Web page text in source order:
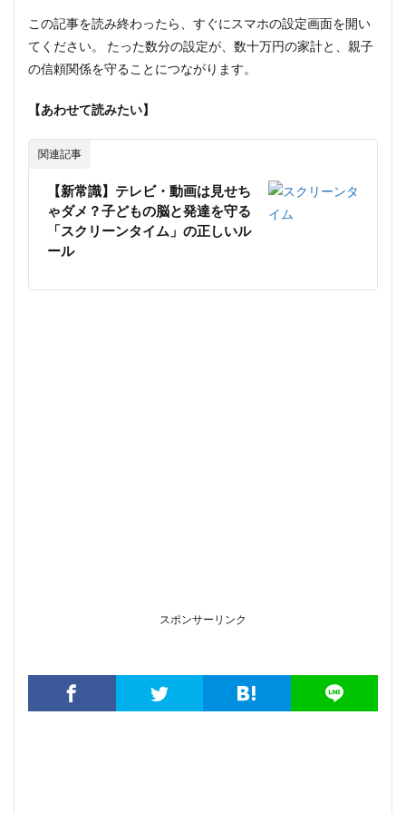
この記事を読み終わったら、すぐにスマホの設定画面を開い
てください。 たった数分の設定が、数十万円の家計と、親子
の信頼関係を守ることにつながります。
【あわせて読みたい】
関連記事
【新常識】テレビ・動画は見せち
ゃダメ？子どもの脳と発達を守る
「スクリーンタイム」の正しいル
ール
スポンサーリンク